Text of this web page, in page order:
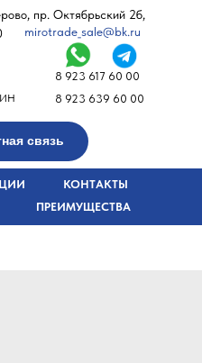
пр. Октябрьский 2б,
8 923 617 60 00
8 923 639 60 00
mirotrade_sale@bk.ru
связь
КОНТАКТЫ
ПРЕИМУЩЕСТВА